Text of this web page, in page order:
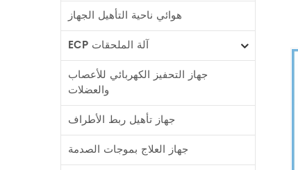
هوائي ناحية التأهيل الجهاز
ECP آلة الملحقات
جهاز التحفيز الكهربائي للأعصاب
والعضلات
جهاز تأهيل ربط الأطراف
جهاز العلاج بموجات الصدمة